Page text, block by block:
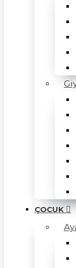
ÇOCUK